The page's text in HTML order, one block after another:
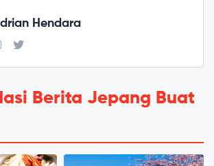
Hendara
Berita Jepang Buat